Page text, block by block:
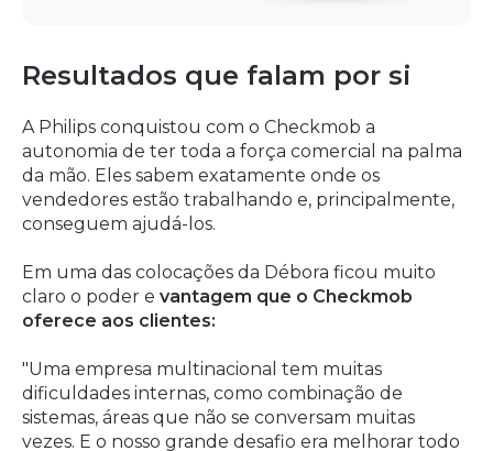
Resultados que falam por si
A Philips conquistou com o Checkmob a
autonomia de ter toda a força comercial na palma
da mão. Eles sabem exatamente onde os
vendedores estão trabalhando e, principalmente,
conseguem ajudá-los.
Em uma das colocações da Débora ficou muito
claro o poder e vantagem que o Checkmob
oferece aos clientes:
"Uma empresa multinacional tem muitas
dificuldades internas, como combinação de
sistemas, áreas que não se conversam muitas
vezes. E o nosso grande desafio era melhorar todo